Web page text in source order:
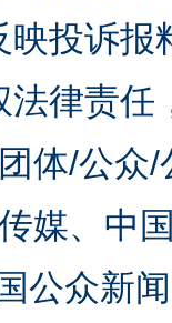
映投诉
法律责
体/公众
媒、中
公众新